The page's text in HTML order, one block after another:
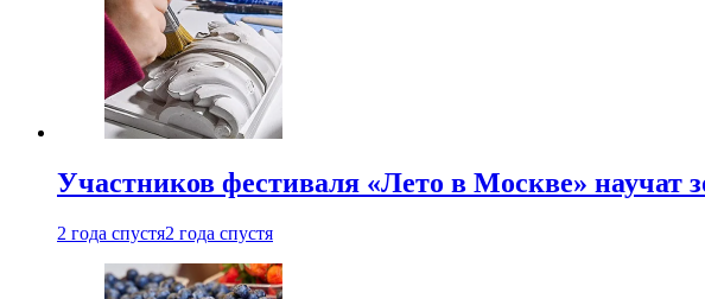
Участников фестиваля «Лето в Москве» научат
2 года спустя2 года спустя